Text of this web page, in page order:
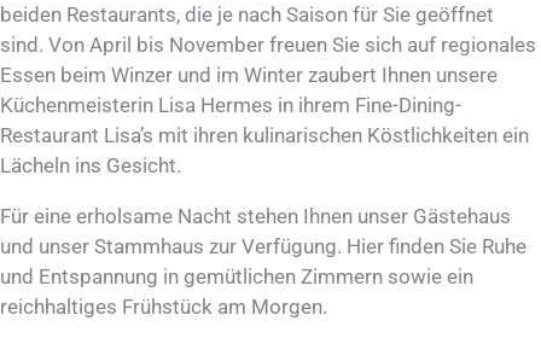
beiden Restaurants, die je nach Saison für Sie geöffnet
sind. Von April bis November freuen Sie sich auf regionales
Essen beim Winzer und im Winter zaubert Ihnen unsere
Küchen­meisterin Lisa Hermes in ihrem Fine-Dining-
Restaurant Lisa’s mit ihren kulinarischen Köstlich­keiten ein
Lächeln ins Gesicht.
Für eine erholsame Nacht stehen Ihnen unser Gästehaus
und unser Stammhaus zur Verfügung. Hier finden Sie Ruhe
und Entspannung in gemütlichen Zimmern sowie ein
reichhaltiges Frühstück am Morgen.